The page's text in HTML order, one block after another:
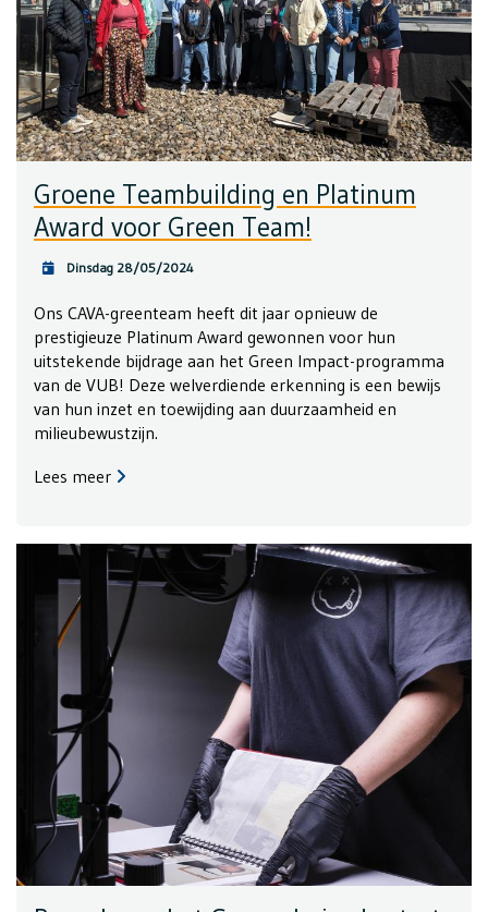
Groene Teambuilding en Platinum
Award voor Green Team!
Dinsdag 28/05/2024
Ons CAVA-greenteam heeft dit jaar opnieuw de
prestigieuze Platinum Award gewonnen voor hun
uitstekende bijdrage aan het Green Impact-programma
van de VUB! Deze welverdiende erkenning is een bewijs
van hun inzet en toewijding aan duurzaamheid en
milieubewustzijn.
Lees meer